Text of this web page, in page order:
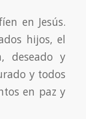
en Jesús.
hijos, el
deseado y
y todos
en paz y